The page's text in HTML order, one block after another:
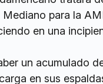
para la
en una
un acumulado
en sus